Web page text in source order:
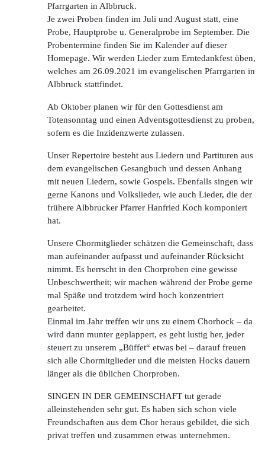
Pfarrgarten in Albbruck.
Je zwei Proben finden im Juli und August statt, eine
Probe, Hauptprobe u. Generalprobe im September. Die
Probentermine finden Sie im Kalender auf dieser
Homepage. Wir werden Lieder zum Erntedankfest üben,
welches am 26.09.2021 im evangelischen Pfarrgarten in
Albbruck stattfindet.
Ab Oktober planen wir für den Gottesdienst am
Totensonntag und einen Adventsgottesdienst zu proben,
sofern es die Inzidenzwerte zulassen.
Unser Repertoire besteht aus Liedern und Partituren aus
dem evangelischen Gesangbuch und dessen Anhang
mit neuen Liedern, sowie Gospels. Ebenfalls singen wir
gerne Kanons und Volkslieder, wie auch Lieder, die der
frühere Albbrucker Pfarrer Hanfried Koch komponiert
hat.
Unsere Chormitglieder schätzen die Gemeinschaft, dass
man aufeinander aufpasst und aufeinander Rücksicht
nimmt. Es herrscht in den Chorproben eine gewisse
Unbeschwertheit; wir machen während der Probe gerne
mal Späße und trotzdem wird hoch konzentriert
gearbeitet.
Einmal im Jahr treffen wir uns zu einem Chorhock – da
wird dann munter geplappert, es geht lustig her, jeder
steuert zu unserem „Büffet“ etwas bei – darauf freuen
sich alle Chormitglieder und die meisten Hocks dauern
länger als die üblichen Chorproben.
SINGEN IN DER GEMEINSCHAFT tut gerade
alleinstehenden sehr gut. Es haben sich schon viele
Freundschaften aus dem Chor heraus gebildet, die sich
privat treffen und zusammen etwas unternehmen.